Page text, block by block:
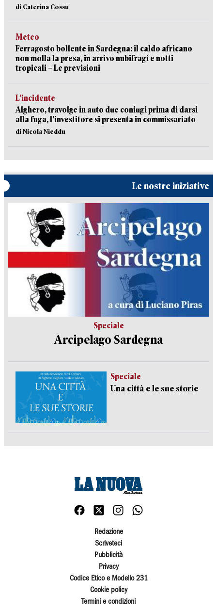
di Caterina Cossu
Meteo
Ferragosto bollente in Sardegna: il caldo africano
non molla la presa, in arrivo nubifragi e notti
tropicali – Le previsioni
L’incidente
Alghero, travolge in auto due coniugi prima di darsi
alla fuga, l’investitore si presenta in commissariato
di Nicola Nieddu
Le nostre iniziative
Speciale
Arcipelago Sardegna
Speciale
Una città e le sue storie
Redazione
Scriveteci
Pubblicità
Privacy
Codice Etico e Modello 231
Cookie policy
Termini e condizioni